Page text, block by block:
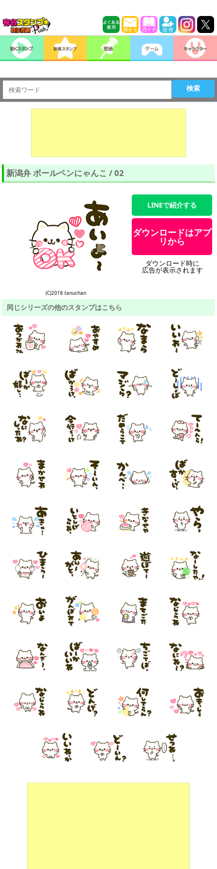
検索
新潟弁 ボールペンにゃんこ / 02
(C)2018 tanuchan
LINEで紹介する
ダウンロードはアプ
リから
ダウンロード時に
広告が表示されます
同じシリーズの他のスタンプはこちら